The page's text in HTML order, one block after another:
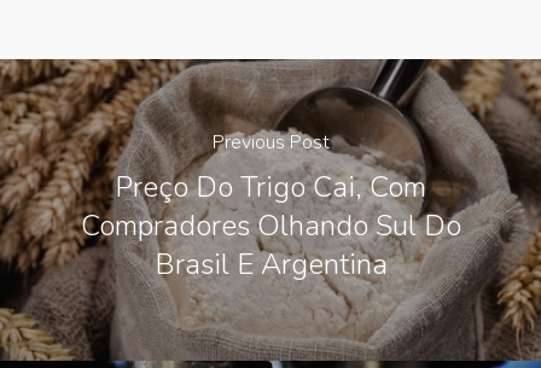
Previous Post
Preço Do Trigo Cai, Com
Compradores Olhando Sul Do
Brasil E Argentina